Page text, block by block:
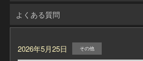
よくある質問
2026年5月25日 その他